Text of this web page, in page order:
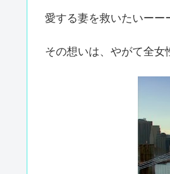
愛する妻を救いたいーー
その想いは、やがて全女